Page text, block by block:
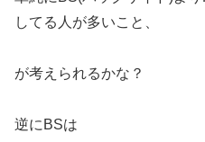
してる人が多いこと、
が考えられるかな？
逆にBSは